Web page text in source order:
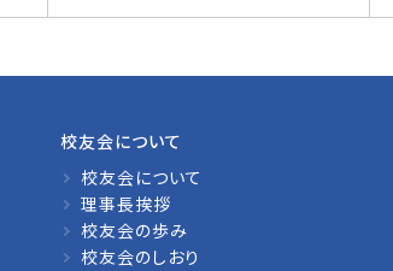
校友会について
校友会について
理事長挨拶
校友会の歩み
校友会のしおり